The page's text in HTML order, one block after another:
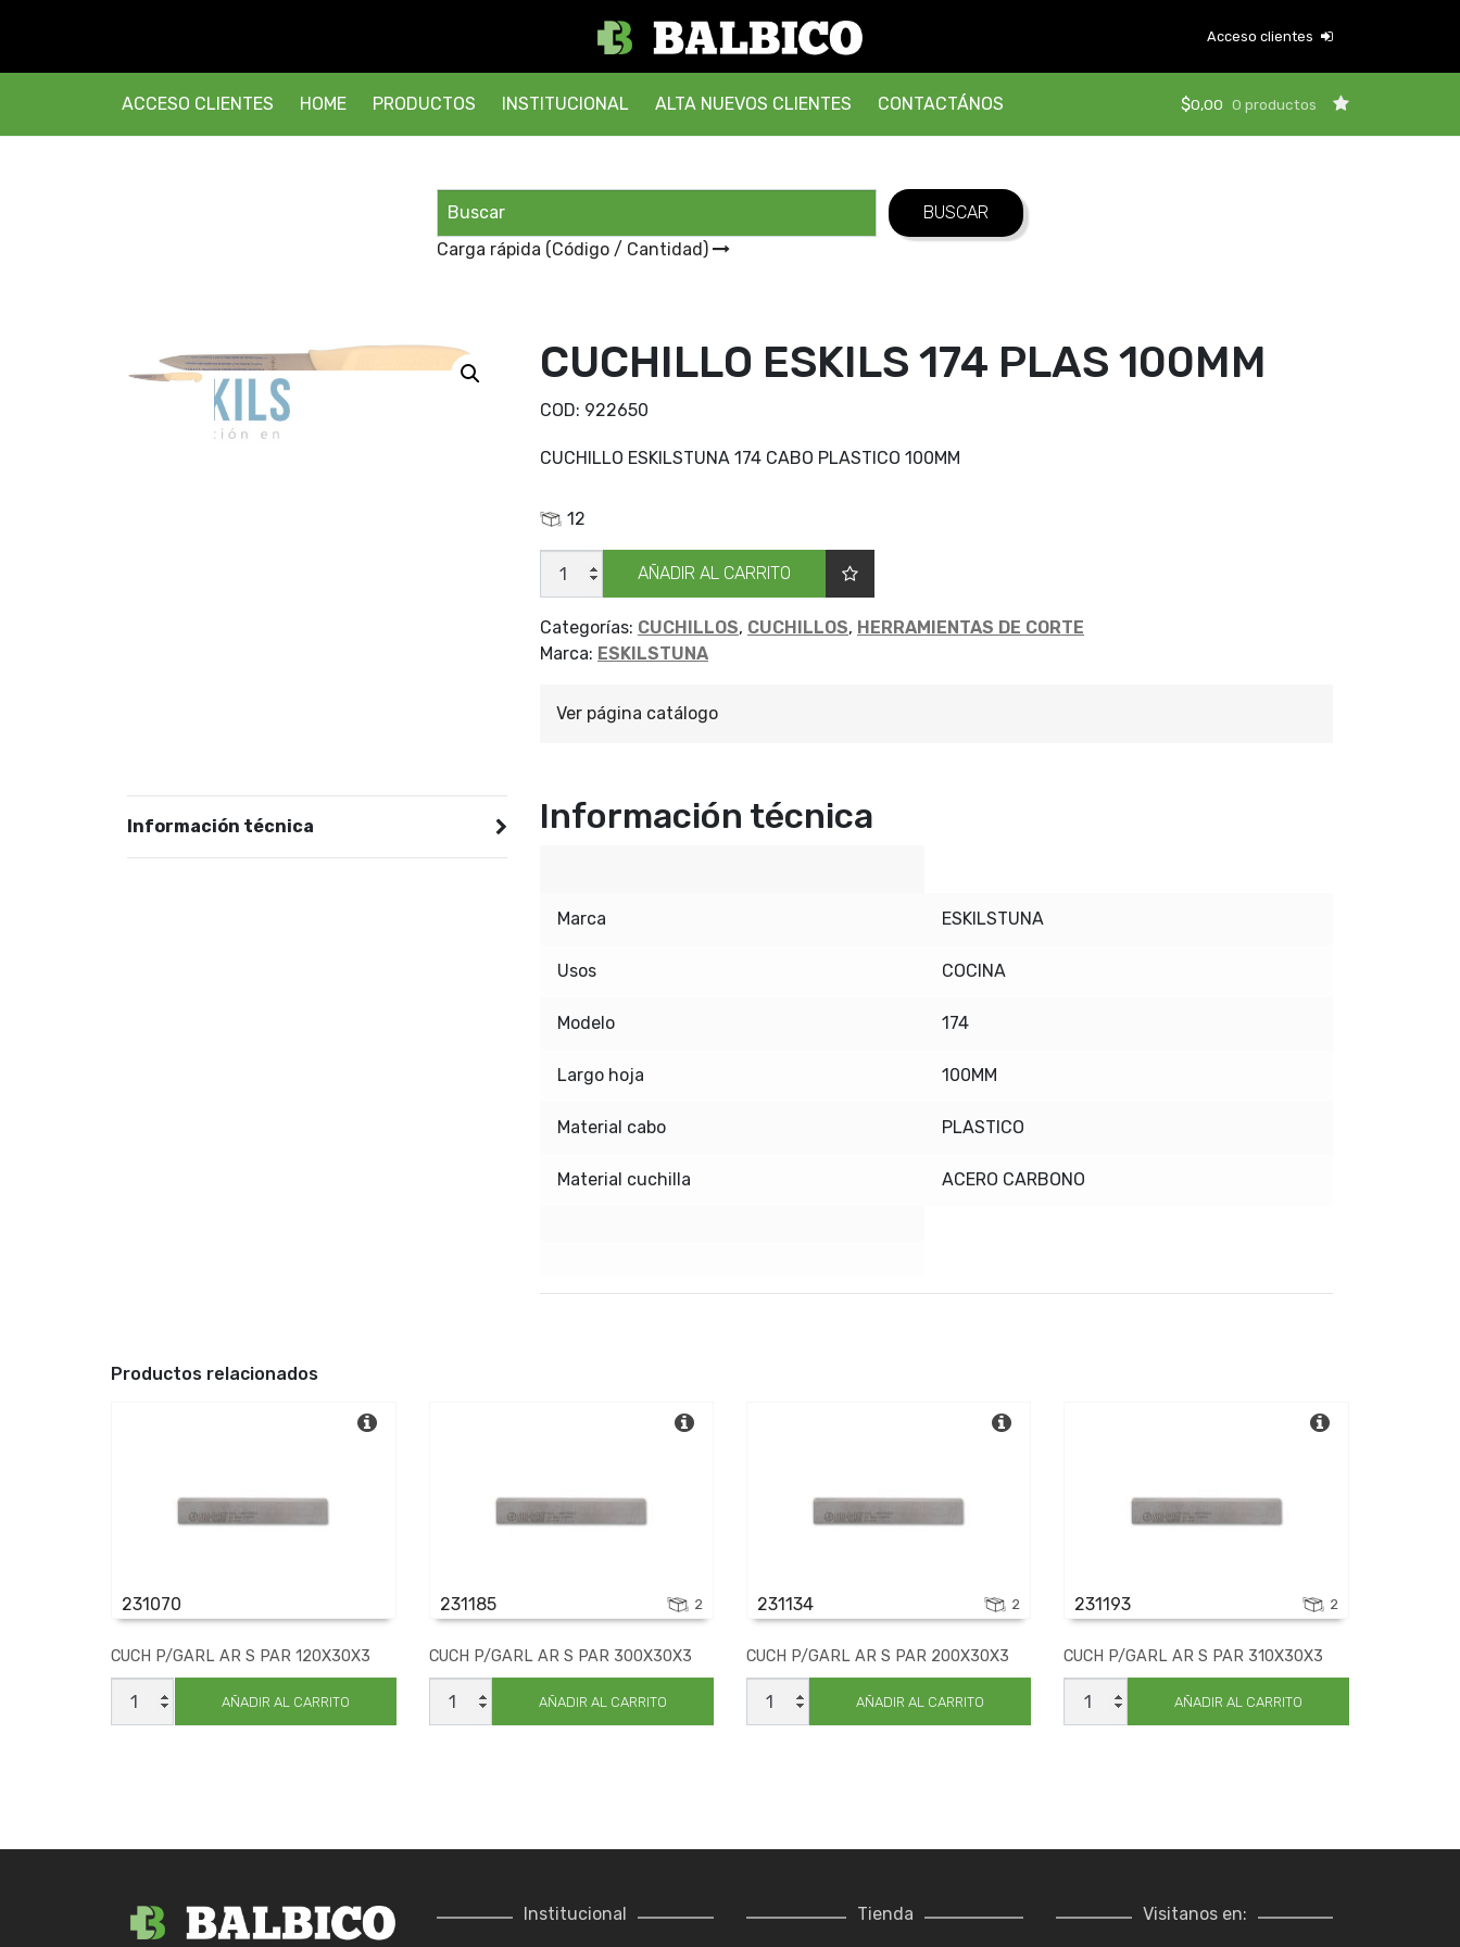
Acceso clientes
ACCESO CLIENTES HOME PRODUCTOS INSTITUCIONAL ALTA NUEVOS CLIENTES CONTACTÁNOS $0,00 0 productos
Carga rápida (Código / Cantidad)
CUCHILLO ESKILS 174 PLAS 100MM
COD: 922650
CUCHILLO ESKILSTUNA 174 CABO PLASTICO 100MM
12
CUCHILLO
ESKILS
174
100MM
cantidad
AÑADIR AL CARRITO
Categorías: CUCHILLOS, CUCHILLOS, HERRAMIENTAS DE CORTE
Marca: ESKILSTUNA
Ver página catálogo
Información técnica Información técnica
Marca ESKILSTUNA
Usos COCINA
Modelo 174
Largo hoja 100MM
Material cabo PLASTICO
Material cuchilla ACERO CARBONO
Productos relacionados
231070
CUCH P/GARL AR S PAR 120X30X3
CUCH
P/GARL
AR
AÑADIR AL CARRITO
231185 2
CUCH P/GARL AR S PAR 300X30X3
CUCH
P/GARL
AR
AÑADIR AL CARRITO
231134 2
CUCH P/GARL AR S PAR 200X30X3
CUCH
P/GARL
AR
AÑADIR AL CARRITO
231193 2
CUCH P/GARL AR S PAR 310X30X3
CUCH
P/GARL
AR
AÑADIR AL CARRITO
Institucional Tienda Visitanos en: